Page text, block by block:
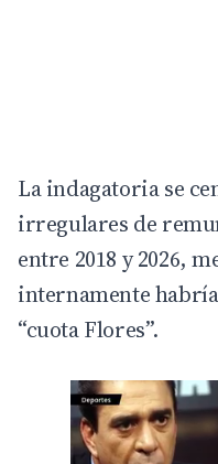
La indagatoria se
irregulares de
entre 2018 y 2026,
internamente
“cuota Flores”.